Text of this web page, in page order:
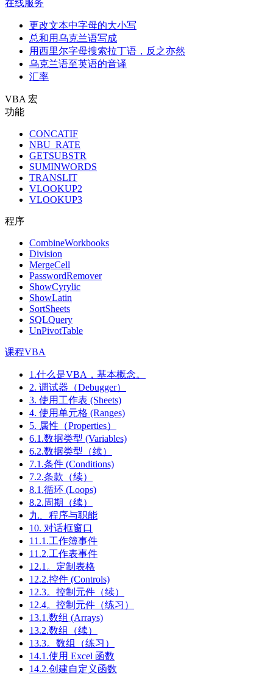
在线服务
更改文本中字母的大小写
总和用乌克兰语写成
用西里尔字母搜索拉丁语，反之亦然
乌克兰语至英语的音译
汇率
VBA 宏
功能
CONCATIF
NBU_RATE
GETSUBSTR
SUMINWORDS
TRANSLIT
VLOOKUP2
VLOOKUP3
程序
CombineWorkbooks
Division
MergeCell
PasswordRemover
ShowCyrylic
ShowLatin
SortSheets
SQLQuery
UnPivotTable
课程VBA
1.什么是VBA，基本概念。
2. 调试器（Debugger）
3. 使用工作表 (Sheets)
4. 使用单元格 (Ranges)
5. 属性（Properties）
6.1.数据类型 (Variables)
6.2.数据类型（续）
7.1.条件 (Conditions)
7.2.条款（续）
8.1.循环 (Loops)
8.2.周期（续）
九、程序与职能
10. 对话框窗口
11.1.工作簿事件
11.2.工作表事件
12.1。定制表格
12.2.控件 (Controls)
12.3。控制元件（续）
12.4。控制元件（练习）
13.1.数组 (Arrays)
13.2.数组（续）
13.3。数组（练习）
14.1.使用 Excel 函数
14.2.创建自定义函数